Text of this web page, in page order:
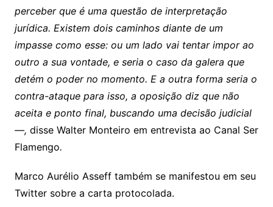
perceber que é uma questão de interpretação
jurídica. Existem dois caminhos diante de um
impasse como esse: ou um lado vai tentar impor ao
outro a sua vontade, e seria o caso da galera que
detém o poder no momento. E a outra forma seria o
contra-ataque para isso, a oposição diz que não
aceita e ponto final, buscando uma decisão judicial
—, disse Walter Monteiro em entrevista ao Canal Ser
Flamengo.
Marco Aurélio Asseff também se manifestou em seu
Twitter sobre a carta protocolada.